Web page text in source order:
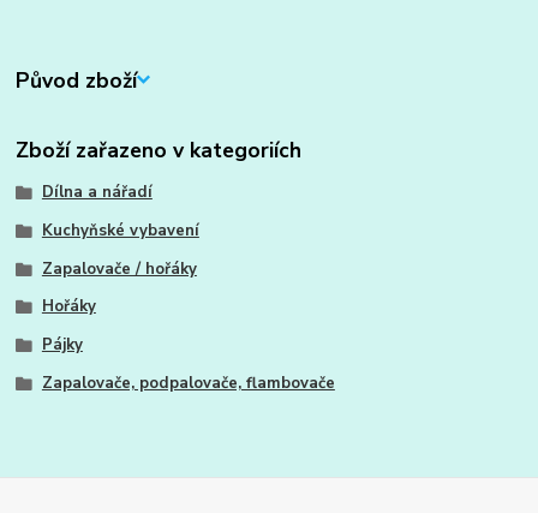
Původ zboží
Zboží zařazeno v kategoriích
Dílna a nářadí
Kuchyňské vybavení
Zapalovače / hořáky
Hořáky
Pájky
Zapalovače, podpalovače, flambovače